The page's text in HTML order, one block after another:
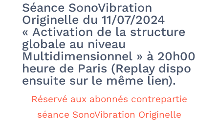
Séance SonoVibration
Originelle du 11/07/2024
« Activation de la structure
globale au niveau
Multidimensionnel » à 20h00
heure de Paris (Replay dispo
ensuite sur le même lien).
Réservé aux abonnés contrepartie
séance SonoVibration Originelle